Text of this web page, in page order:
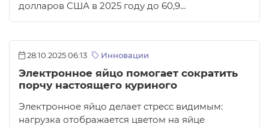
долларов США в 2025 году до 60,9…
28.10.2025 06:13 Инновации
Электронное яйцо помогает сократить
порчу настоящего куриного
Электронное яйцо делает стресс видимым:
нагрузка отображается цветом на яйце